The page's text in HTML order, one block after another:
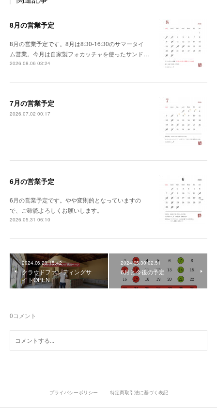
8月の営業予定
8月の営業予定です。8月は8:30-16:30のサマータイ
ム営業。今月は自家製フォカッチャを使ったサンド…
2026.08.06 03:24
7月の営業予定
2026.07.02 00:17
6月の営業予定
6月の営業予定です。やや変則的となっていますの
で、ご確認よろしくお願いします。
2026.05.31 06:10
2024.06.20 15:42
クラウドファンディングサ
イトOPEN
2024.05.30 02:51
6月と今後の予定
0コメント
プライバシーポリシー 特定商取引法に基づく表記